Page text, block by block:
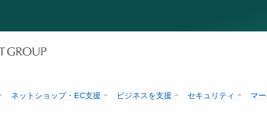
ネットショップ・EC支援 ビジネスを支援 セキュリティ マ